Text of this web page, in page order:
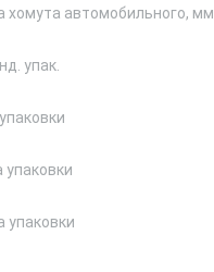
хомута автомобильного, мм
упак.
упаковки
упаковки